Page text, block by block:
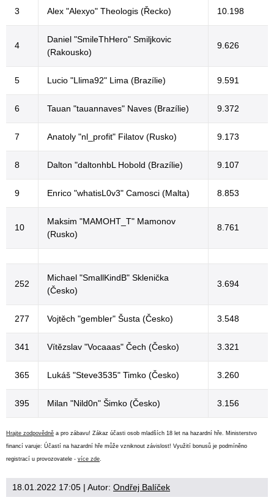
3 Alex "Alexyo" Theologis (Řecko) 10.198
4
Daniel "SmileThHero" Smiljkovic
(Rakousko)
9.626
5 Lucio "Llima92" Lima (Brazílie) 9.591
6 Tauan "tauannaves" Naves (Brazílie) 9.372
7 Anatoly "nl_profit" Filatov (Rusko) 9.173
8 Dalton "daltonhbL Hobold (Brazílie) 9.107
9 Enrico "whatisL0v3" Camosci (Malta) 8.853
10
Maksim "MAMOHT_T" Mamonov
(Rusko)
8.761
252
Michael "SmallKindB" Sklenička
(Česko)
3.694
277 Vojtěch "gembler" Šusta (Česko) 3.548
341 Vítězslav "Vocaaas" Čech (Česko) 3.321
365 Lukáš "Steve3535" Timko (Česko) 3.260
395 Milan "Nild0n" Šimko (Česko) 3.156
Hrajte zodpovědně a pro zábavu! Zákaz účasti osob mladších 18 let na hazardní hře. Ministerstvo
financí varuje: Účastí na hazardní hře může vzniknout závislost! Využití bonusů je podmíněno
registrací u provozovatele - více zde.
18.01.2022 17:05 | Autor: Ondřej Balíček